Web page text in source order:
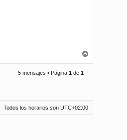
r
5 mensajes • Página 1de 1
Todos los horarios son UTC+02:00